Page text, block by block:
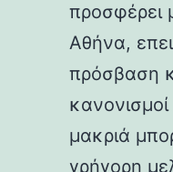
προσφέρει
Αθήνα,
πρόσβαση
μακριά
γρήγορη